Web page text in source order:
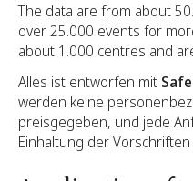
The data are from about
over 25.000 events for
about 1.000 centres and
Alles ist entworfen mit
werden keine
preisgegeben, und jede
Einhaltung der